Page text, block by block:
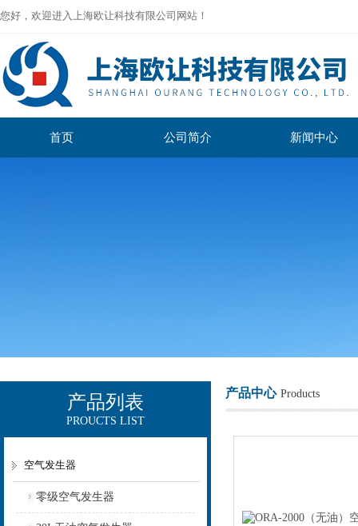
您好，欢迎进入上海欧让科技有限公司网站！
首页 公司简介 新闻中心
产品列表
PROUCTS LIST
空气发生器
零级空气发生器
产品中心 Products